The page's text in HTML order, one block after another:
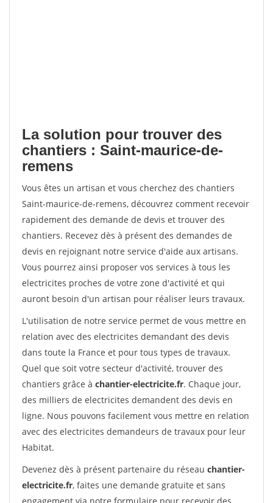
La solution pour trouver des
chantiers : Saint-maurice-de-
remens
Vous êtes un artisan et vous cherchez des chantiers
Saint-maurice-de-remens, découvrez comment recevoir
rapidement des demande de devis et trouver des
chantiers. Recevez dès à présent des demandes de
devis en rejoignant notre service d'aide aux artisans.
Vous pourrez ainsi proposer vos services à tous les
electricites proches de votre zone d'activité et qui
auront besoin d'un artisan pour réaliser leurs travaux.
L'utilisation de notre service permet de vous mettre en
relation avec des electricites demandant des devis
dans toute la France et pour tous types de travaux.
Quel que soit votre secteur d'activité, trouver des
chantiers grâce à chantier-electricite.fr. Chaque jour,
des milliers de electricites demandent des devis en
ligne. Nous pouvons facilement vous mettre en relation
avec des electricites demandeurs de travaux pour leur
Habitat.
Devenez dès à présent partenaire du réseau chantier-
electricite.fr, faites une demande gratuite et sans